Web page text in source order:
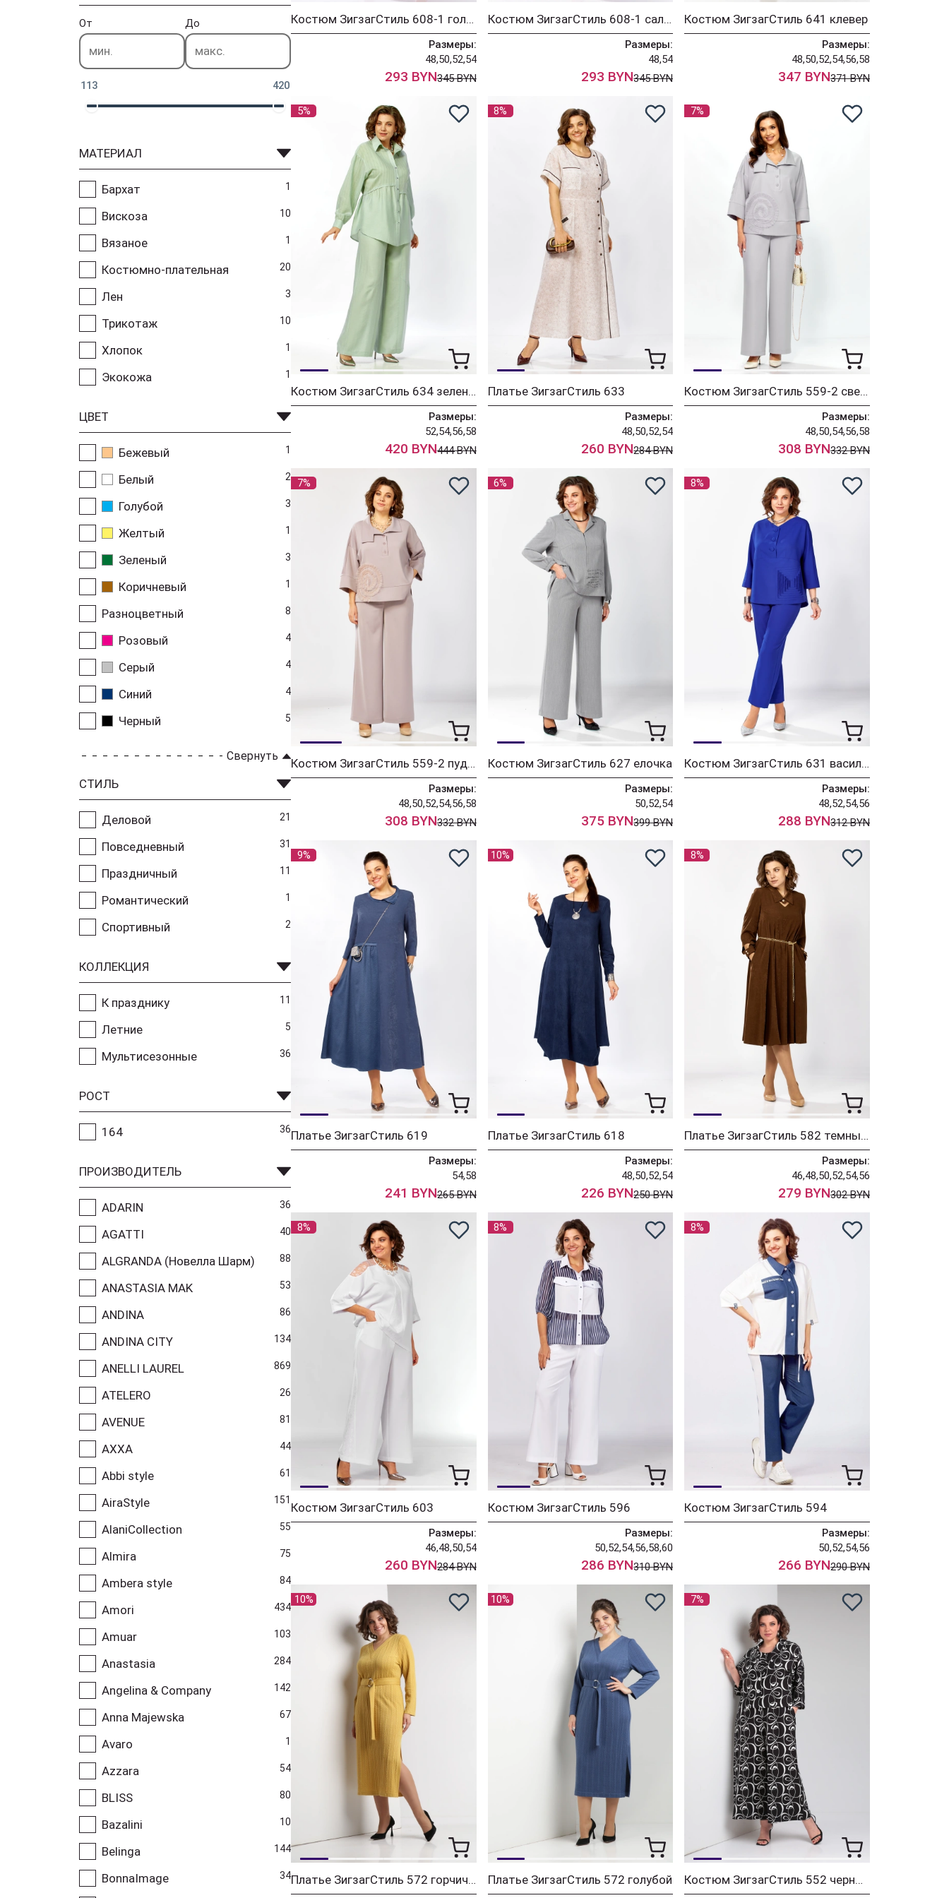
От До
113 420
МАТЕРИАЛ
Бархат 1
Вискоза 10
Вязаное 1
Костюмно-плательная 20
Лен 3
Трикотаж 10
Хлопок 1
Экокожа 1
ЦВЕТ
Бежевый 1
Белый 2
Голубой 3
Желтый 1
Зеленый 3
Коричневый 1
Разноцветный 8
Розовый 4
Серый 4
Синий 4
Черный 5
Свернуть
СТИЛЬ
Деловой 21
Повседневный 31
Праздничный 11
Романтический 1
Спортивный 2
КОЛЛЕКЦИЯ
К празднику 11
Летние 5
Мультисезонные 36
РОСТ
164 36
ПРОИЗВОДИТЕЛЬ
ADARIN 36
AGATTI 40
ALGRANDA (Новелла Шарм) 88
ANASTASIA MAK 53
ANDINA 86
ANDINA CITY 134
ANELLI LAUREL 869
ATELERO 26
AVENUE 81
AXXA 44
Abbi style 61
AiraStyle 151
AlaniCollection 55
Almira 75
Ambera style 84
Amori 434
Amuar 103
Anastasia 284
Angelina & Company 142
Anna Majewska 67
Avaro 1
Azzara 54
BLISS 80
Bazalini 10
Belinga 144
BonnaImage 34
Костюм ЗигзагСтиль 608-1 голубой
Размеры:
48,50,52,54
293 BYN345 BYN
Костюм ЗигзагСтиль 608-1 салатовый
Размеры:
48,54
293 BYN345 BYN
Костюм ЗигзагСтиль 641 клевер
Размеры:
48,50,52,54,56,58
347 BYN371 BYN
5%
Костюм ЗигзагСтиль 634 зеленый
Размеры:
52,54,56,58
420 BYN444 BYN
8%
Платье ЗигзагСтиль 633
Размеры:
48,50,52,54
260 BYN284 BYN
7%
Костюм ЗигзагСтиль 559-2 светло-серый
Размеры:
48,50,54,56,58
308 BYN332 BYN
7%
Костюм ЗигзагСтиль 559-2 пудровый
Размеры:
48,50,52,54,56,58
308 BYN332 BYN
6%
Костюм ЗигзагСтиль 627 елочка
Размеры:
50,52,54
375 BYN399 BYN
8%
Костюм ЗигзагСтиль 631 василек
Размеры:
48,52,54,56
288 BYN312 BYN
9%
Платье ЗигзагСтиль 619
Размеры:
54,58
241 BYN265 BYN
10%
Платье ЗигзагСтиль 618
Размеры:
48,50,52,54
226 BYN250 BYN
8%
Платье ЗигзагСтиль 582 темный янтарь
Размеры:
46,48,50,52,54,56
279 BYN302 BYN
8%
Костюм ЗигзагСтиль 603
Размеры:
46,48,50,54
260 BYN284 BYN
8%
Костюм ЗигзагСтиль 596
Размеры:
50,52,54,56,58,60
286 BYN310 BYN
8%
Костюм ЗигзагСтиль 594
Размеры:
50,52,54,56
266 BYN290 BYN
10%
Платье ЗигзагСтиль 572 горчичный
10%
Платье ЗигзагСтиль 572 голубой
7%
Костюм ЗигзагСтиль 552 черно-белый